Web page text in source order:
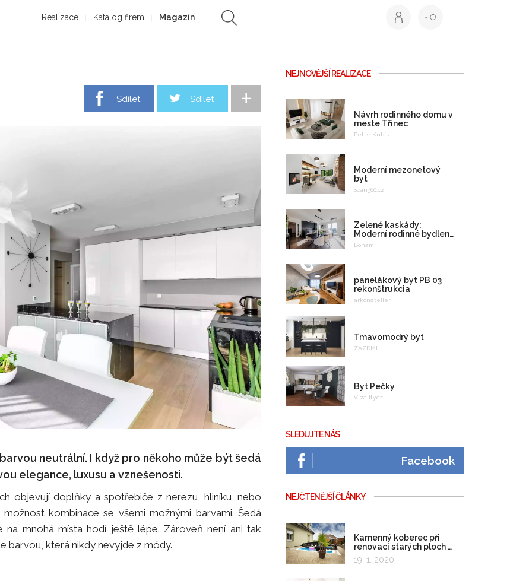
Realizace Katalog firem Magazín
Sdílet Sdílet +
neutrální. I když pro někoho může být šedá
elegance, luxusu a vznešenosti.
objevují doplňky a spotřebiče z nerezu, hliníku, nebo
kombinace se všemi možnými barvami. Šedá
mnohá místa hodí ještě lépe. Zároveň není ani tak
barvou, která nikdy nevyjde z módy.
NEJNOVĚJŠÍ REALIZACE
Návrh rodinného domu v
meste Třinec
Peter Kubík
Moderní mezonetový
byt
Scan360.cz
Zelené kaskády:
Moderní rodinné bydlení
na celý život
Bonami
panelákový byt PB 03
rekonštrukcia
arkonatelier
Tmavomodrý byt
ZAZDMI
Byt Pečky
Vizality.cz
SLEDUJTE NÁS
Facebook
NEJČTENĚJŠÍ ČLÁNKY
Kamenný koberec při
renovaci starých ploch a
kolem bazénu
19. 1. 2020